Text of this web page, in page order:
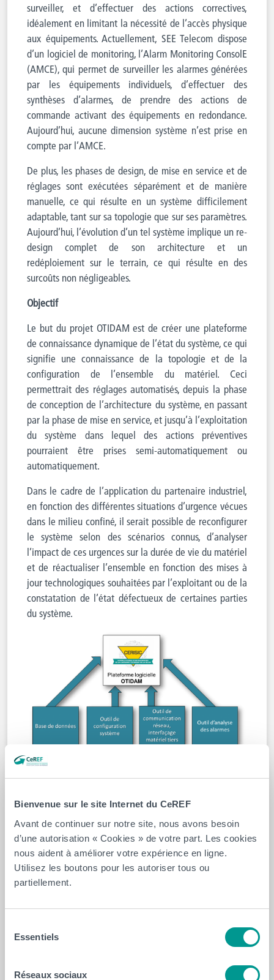
Bienvenue sur le site Internet du CeREF
Avant de continuer sur notre site, nous avons besoin
d’une autorisation « Cookies » de votre part. Les cookies
nous aident à améliorer votre expérience en ligne.
Utilisez les boutons pour les autoriser tous ou
partiellement.
Essentiels
Réseaux sociaux
surveiller, et d’effectuer des actions correctives,
idéalement en limitant la nécessité de l’accès physique
aux équipements. Actuellement, SEE Telecom dispose
d’un logiciel de monitoring, l’Alarm Monitoring ConsolE
(AMCE), qui permet de surveiller les alarmes générées
par les équipements individuels, d’effectuer des
synthèses d’alarmes, de prendre des actions de
commande activant des équipements en redondance.
Aujourd’hui, aucune dimension système n’est prise en
compte par l’AMCE.
De plus, les phases de design, de mise en service et de
réglages sont exécutées séparément et de manière
manuelle, ce qui résulte en un système difficilement
adaptable, tant sur sa topologie que sur ses paramètres.
Aujourd’hui, l’évolution d’un tel système implique un re-
design complet de son architecture et un
redéploiement sur le terrain, ce qui résulte en des
surcoûts non négligeables.
Objectif
Le but du projet OTIDAM est de créer une plateforme
de connaissance dynamique de l’état du système, ce qui
signifie une connaissance de la topologie et de la
configuration de l’ensemble du matériel. Ceci
permettrait des réglages automatisés, depuis la phase
de conception de l’architecture du système, en passant
par la phase de mise en service, et jusqu’à l’exploitation
du système dans lequel des actions préventives
pourraient être prises semi-automatiquement ou
automatiquement.
Dans le cadre de l’application du partenaire industriel,
en fonction des différentes situations d’urgence vécues
dans le milieu confiné, il serait possible de reconfigurer
le système selon des scénarios connus, d’analyser
l’impact de ces urgences sur la durée de vie du matériel
et de réactualiser l’ensemble en fonction des mises à
jour technologiques souhaitées par l’exploitant ou de la
constatation de l’état défectueux de certaines parties
du système.
inclure :
une base de données du matériel de transmission
radio, dont ceux du partenaire industriel, avec la
sélection, pour chaque élément classique du
système, de l’ensemble des paramètres-clés utiles
question ;
paramètres de configuration des éléments